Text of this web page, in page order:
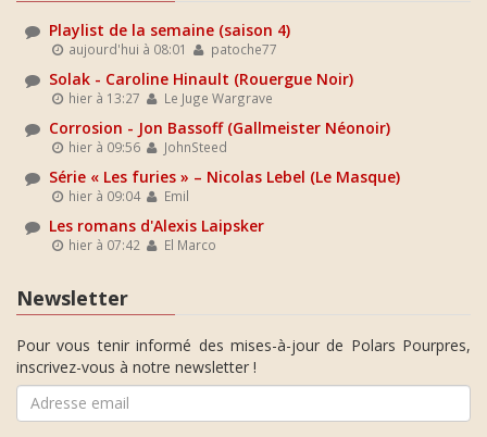
Playlist de la semaine (saison 4)
aujourd'hui à 08:01 patoche77
Solak - Caroline Hinault (Rouergue Noir)
hier à 13:27 Le Juge Wargrave
Corrosion - Jon Bassoff (Gallmeister Néonoir)
hier à 09:56 JohnSteed
Série « Les furies » – Nicolas Lebel (Le Masque)
hier à 09:04 Emil
Les romans d'Alexis Laipsker
hier à 07:42 El Marco
Newsletter
Pour vous tenir informé des mises-à-jour de Polars Pourpres,
inscrivez-vous à notre newsletter !